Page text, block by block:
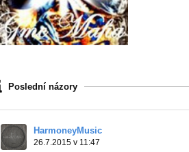
Poslední názory
HarmoneyMusic
26.7.2015 v 11:47